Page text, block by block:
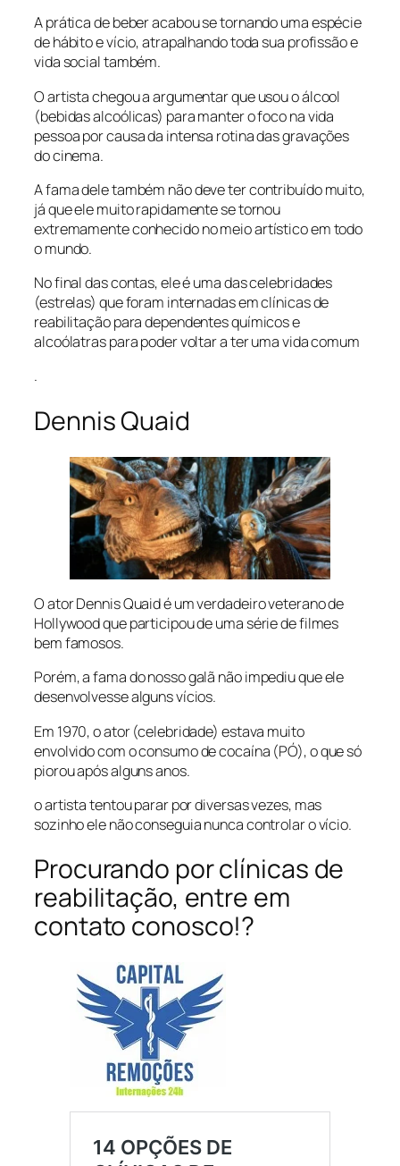
A prática de beber acabou se tornando uma espécie
de hábito e vício, atrapalhando toda sua profissão e
vida social também.
O artista chegou a argumentar que usou o álcool
(bebidas alcoólicas) para manter o foco na vida
pessoa por causa da intensa rotina das gravações
do cinema.
A fama dele também não deve ter contribuído muito,
já que ele muito rapidamente se tornou
extremamente conhecido no meio artístico em todo
o mundo.
No final das contas, ele é uma das celebridades
(estrelas) que foram internadas em clínicas de
reabilitação para dependentes químicos e
alcoólatras para poder voltar a ter uma vida comum
.
Dennis Quaid
O ator Dennis Quaid é um verdadeiro veterano de
Hollywood que participou de uma série de filmes
bem famosos.
Porém, a fama do nosso galã não impediu que ele
desenvolvesse alguns vícios.
Em 1970, o ator (celebridade) estava muito
envolvido com o consumo de cocaína (PÓ), o que só
piorou após alguns anos.
o artista tentou parar por diversas vezes, mas
sozinho ele não conseguia nunca controlar o vício.
Procurando por clínicas de
reabilitação, entre em
contato conosco!?